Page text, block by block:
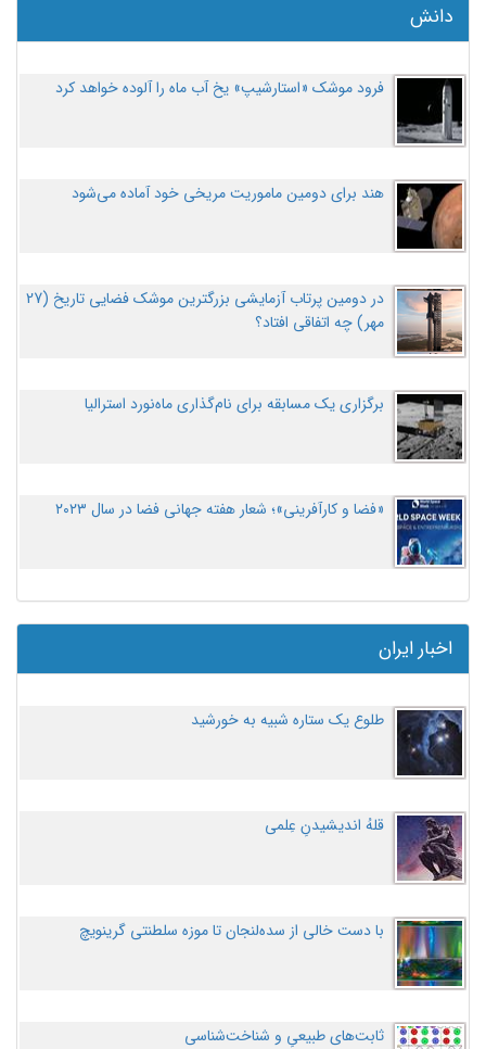
دانش
فرود موشک «استارشیپ» یخ آب ماه را آلوده خواهد کرد
هند برای دومین ماموریت مریخی خود آماده می‌شود
در دومین پرتاب آزمایشی بزرگترین موشک فضایی تاریخ (27
مهر‌) چه اتفاقی افتاد؟
برگزاری یک مسابقه برای نام‌گذاری ماه‌نورد استرالیا
«فضا و کارآفرینی»؛ شعار هفته جهانی فضا در سال ۲۰۲۳
اخبار ایران
طلوع یک ستاره شبیه به خورشید
قلهُ اندیشیدنِ عِلمی
با دست خالی از سده‌لنجان تا موزه سلطنتی گرینویچ
ثابت‌های طبیعیِ و شناخت‌شناسی